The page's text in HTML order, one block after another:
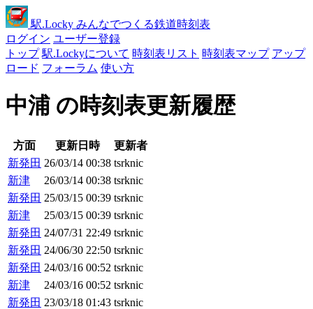
駅.Locky みんなでつくる鉄道時刻表
ログイン ユーザー登録
トップ 駅.Lockyについて 時刻表リスト 時刻表マップ アップ
ロード フォーラム 使い方
中浦 の時刻表更新履歴
方面 更新日時
更新者
新発田 26/03/14 00:38 tsrknic
新津
26/03/14 00:38 tsrknic
新発田 25/03/15 00:39 tsrknic
新津
25/03/15 00:39 tsrknic
新発田 24/07/31 22:49 tsrknic
新発田 24/06/30 22:50 tsrknic
新発田 24/03/16 00:52 tsrknic
新津
24/03/16 00:52 tsrknic
新発田 23/03/18 01:43 tsrknic